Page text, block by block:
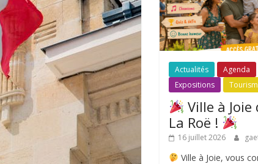
Actualités Agenda
Expositions
Ville à
La Roë !
16 juillet 2026
Ville à Joie, vous